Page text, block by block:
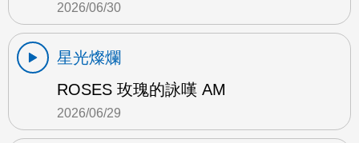
2026/06/30
星光燦爛
ROSES 玫瑰的詠嘆 AM
2026/06/29